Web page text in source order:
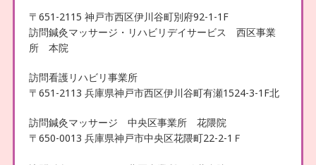
〒651-2115 神戸市西区伊川谷町別府92-1-1F
訪問鍼灸マッサージ・リハビリデイサービス 西区事業
所 本院
訪問看護リハビリ事業所
〒651-2113 兵庫県神戸市西区伊川谷町有瀬1524-3-1F北
訪問鍼灸マッサージ 中央区事業所 花隈院
〒650-0013 兵庫県神戸市中央区花隈町22-2-1Ｆ